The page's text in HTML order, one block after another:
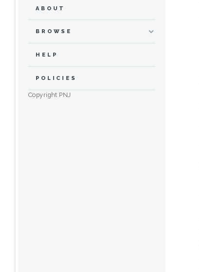
ABOUT
BROWSE
HELP
POLICIES
Copyright PNJ